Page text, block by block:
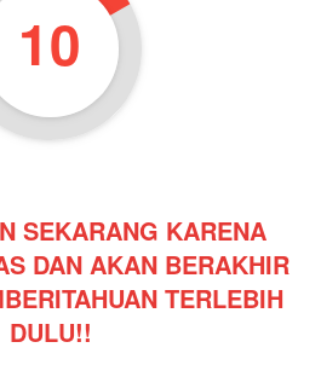
9
SEKARANG KARENA
DAN AKAN BERAKHIR
TERLEBIH
DULU!!